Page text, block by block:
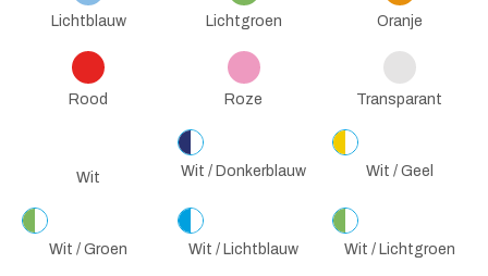
Lichtblauw Lichtgroen Oranje
Rood Roze Transparant
Wit Wit / Donkerblauw Wit / Geel
Wit / Groen Wit / Lichtblauw Wit / Lichtgroen